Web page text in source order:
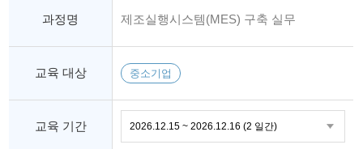
과정명 제조실행시스템(MES) 구축 실무
교육 대상 중소기업
교육 기간